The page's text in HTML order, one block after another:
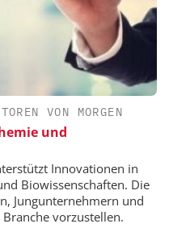
VON MORGEN
und
Innovationen in
Biowissenschaften. Die
Jungunternehmern und
vorzustellen.